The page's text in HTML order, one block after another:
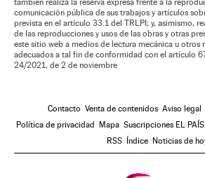
también realiza la reserva expresa frente a la
comunicación pública de sus trabajos y artículos
prevista en el artículo 33.1 del TRLPI; y, asimismo,
de las reproducciones y usos de las obras y otras
este sitio web a medios de lectura mecánica u otros
adecuados a tal fin de conformidad con el artículo
24/2021, de 2 de noviembre
Contacto Venta de contenidos Aviso legal
Política de privacidad
Mapa Suscripciones EL PAÍS
RSS
Índice Noticias de